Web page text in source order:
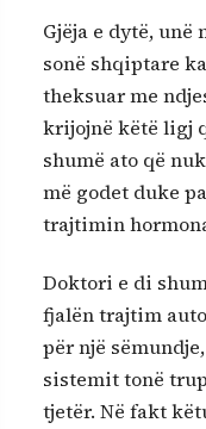
Gjëja e dytë, unë
sonë shqiptare
theksuar me
krijojnë këtë ligj
shumë ato që
më godet duke
trajtimin
Doktori e di
fjalën trajtim
për një
sistemit tonë
tjetër. Në fakt